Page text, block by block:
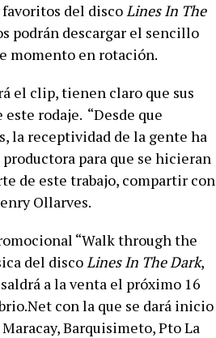
del discoLines In The
podrán descargar el sencillo
momento en rotación.
el clip, tienen claro que sus
rodaje. “Desde que
la receptividad de la gente ha
para que se hicieran
de este trabajo, compartir con
Ollarves.
“Walk through the
del discoLines In The Dark,
a la venta el próximo 16
con la que se dará inicio
Barquisimeto, Pto La